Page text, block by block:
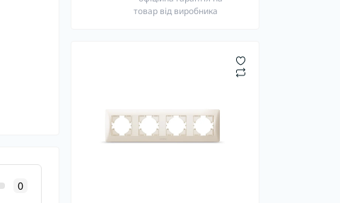
товар від виробника
0